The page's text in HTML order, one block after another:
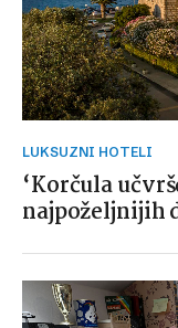
LUKSUZNI HOTELI
‘Korčula
najpoželjnijih